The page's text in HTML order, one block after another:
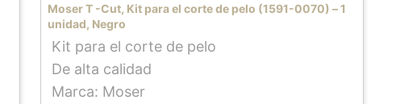
Moser T -Cut, Kit para el corte de pelo (1591-0070) – 1
unidad, Negro
Kit para el corte de pelo
De alta calidad
Marca: Moser